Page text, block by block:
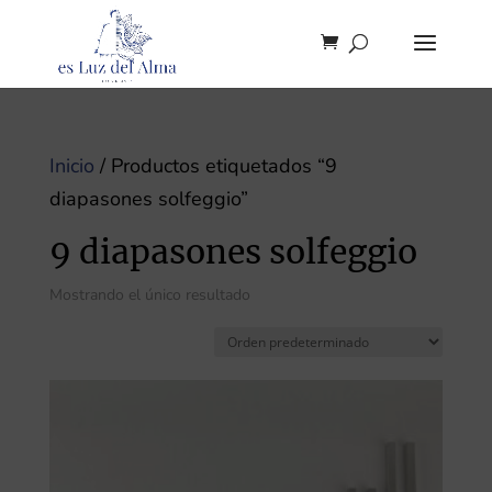
Inicio / Productos etiquetados “9
diapasones solfeggio”
9 diapasones solfeggio
Mostrando el único resultado